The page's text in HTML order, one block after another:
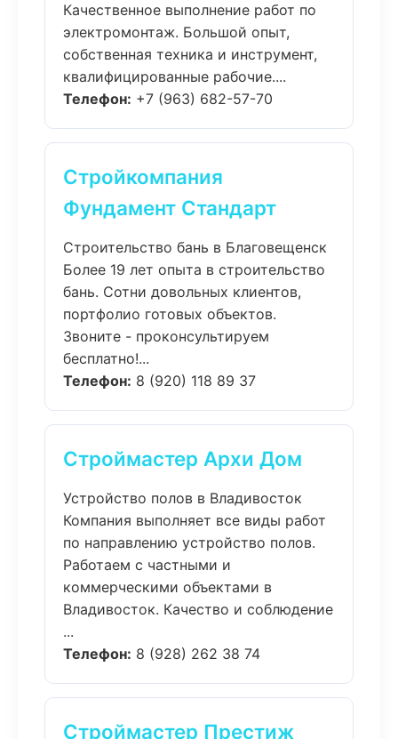
Качественное выполнение работ по
электромонтаж. Большой опыт,
собственная техника и инструмент,
квалифицированные рабочие....
Телефон: +7 (963) 682-57-70
Стройкомпания
Фундамент Стандарт
Строительство бань в Благовещенск
Более 19 лет опыта в строительство
бань. Сотни довольных клиентов,
портфолио готовых объектов.
Звоните - проконсультируем
бесплатно!...
Телефон: 8 (920) 118 89 37
Строймастер Архи Дом
Устройство полов в Владивосток
Компания выполняет все виды работ
по направлению устройство полов.
Работаем с частными и
коммерческими объектами в
Владивосток. Качество и соблюдение
...
Телефон: 8 (928) 262 38 74
Строймастер Престиж